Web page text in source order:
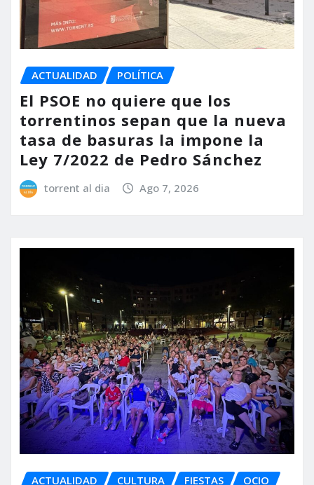
ACTUALIDAD POLÍTICA
El PSOE no quiere que los
torrentinos sepan que la nueva
tasa de basuras la impone la
Ley 7/2022 de Pedro Sánchez
torrent al dia Ago 7, 2026
ACTUALIDAD CULTURA FIESTAS OCIO